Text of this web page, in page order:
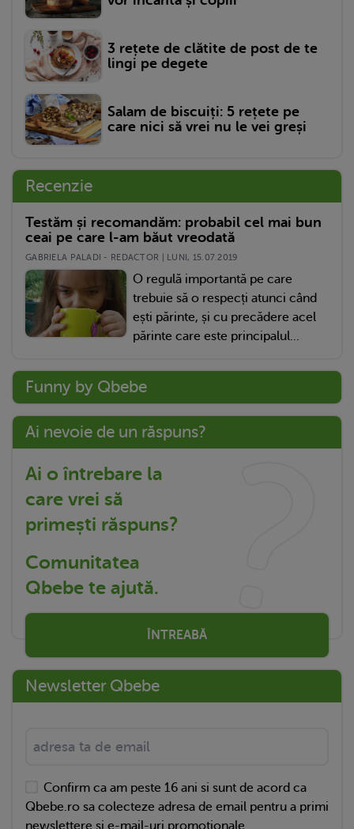
3 rețete de clătite de post de te
lingi pe degete
Salam de biscuiți: 5 rețete pe
care nici să vrei nu le vei greși
Recenzie
Testăm și recomandăm: probabil cel mai bun
ceai pe care l-am băut vreodată
GABRIELA PALADI - REDACTOR | LUNI, 15.07.2019
O regulă importantă pe care
trebuie să o respecți atunci când
ești părinte, și cu precădere acel
părinte care este principalul...
Funny by Qbebe
Ai nevoie de un răspuns?
Ai o întrebare la
care vrei să
primești răspuns?
Comunitatea
Qbebe te ajută.
ÎNTREABĂ
Newsletter Qbebe
Confirm ca am peste 16 ani si sunt de acord ca
Qbebe.ro sa colecteze adresa de email pentru a primi
newslettere si e-mail-uri promotionale.